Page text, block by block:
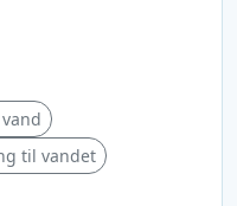
til vandet